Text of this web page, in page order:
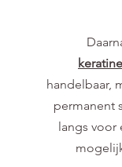
handelbaar,
permanent
langs